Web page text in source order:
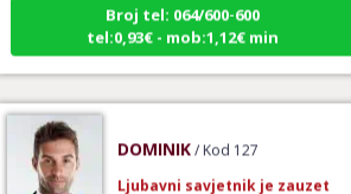
tel:0,93€ - mob:1,12€ min